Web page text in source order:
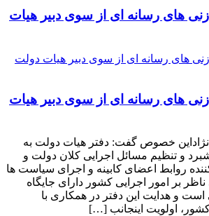
های رسانه ای از سوی دبیر هیات
های رسانه ای از سوی دبیر هیات
خصوص گفت: دفتر هیات دولت به
و تنظیم مسائل اجرایی کلان دولت و
روابط اعضای کابینه و اجرای سیاست ها
بر امور اجرایی کشور دارای جایگاه
و هدایت این دفتر در همکاری با
اولویت اینجانب […]